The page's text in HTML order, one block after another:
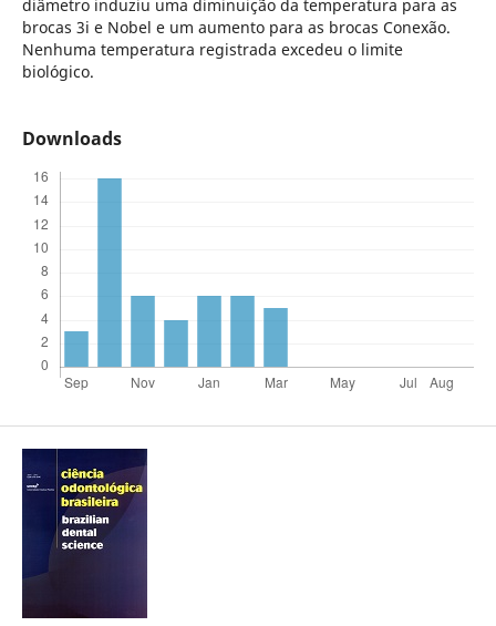
diâmetro induziu uma diminuição da temperatura para as
brocas 3i e Nobel e um aumento para as brocas Conexão.
Nenhuma temperatura registrada excedeu o limite
biológico.
Downloads